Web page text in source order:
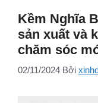
Kềm Nghĩa
sản xuất và
chăm sóc
02/11/2024 Bởi